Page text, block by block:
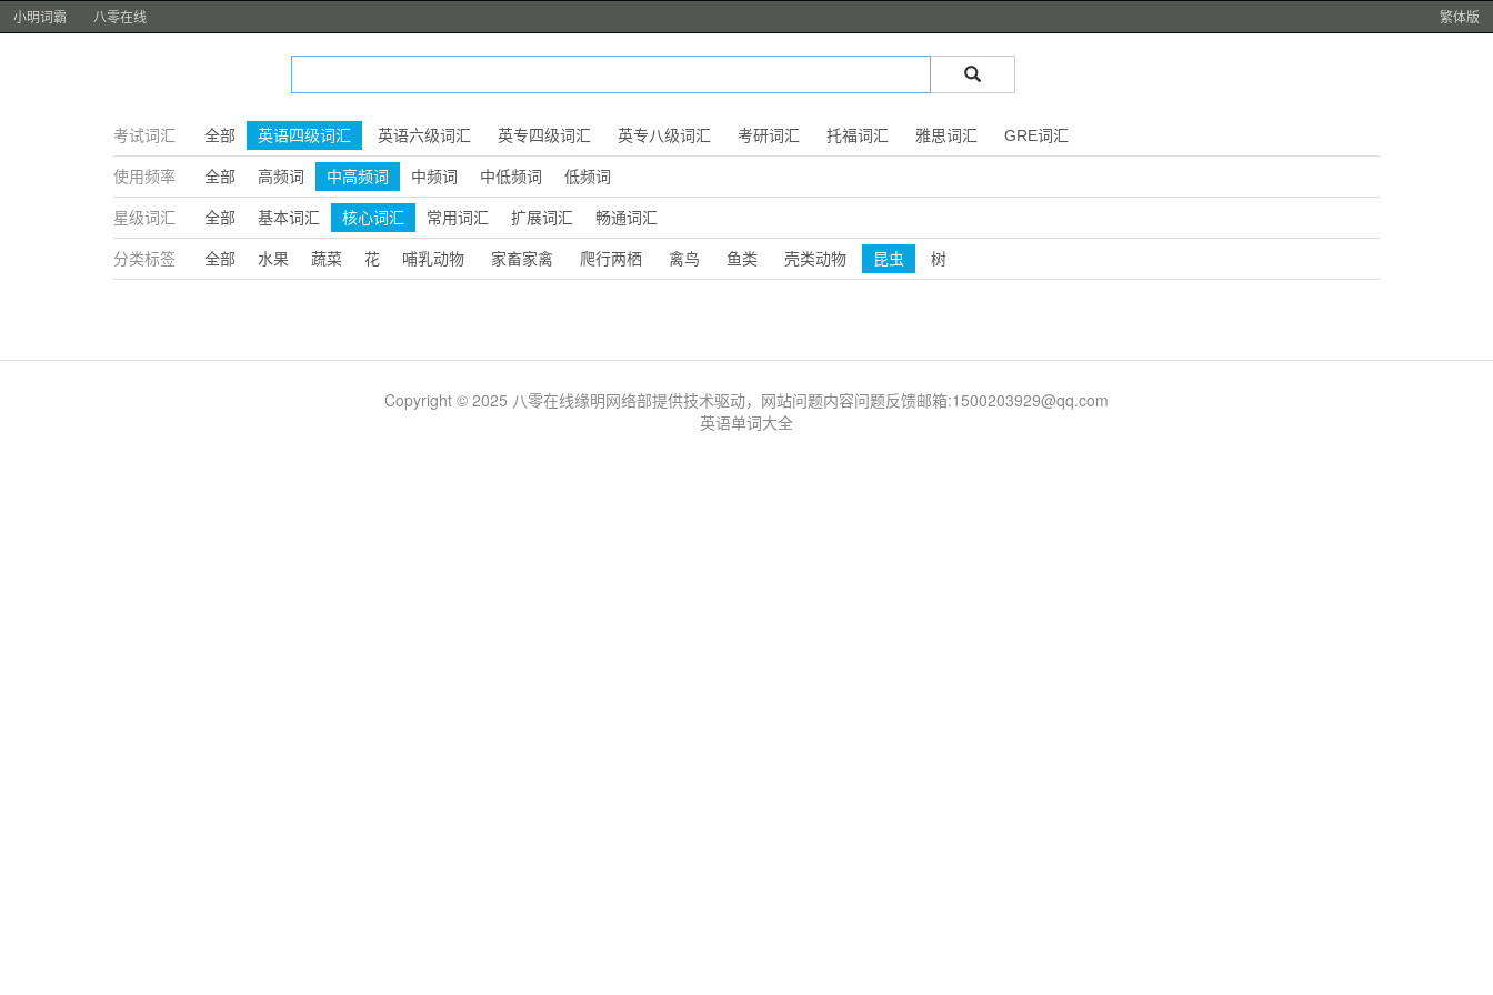
小明词霸 八零在线 繁体版
考试词汇 全部 英语四级词汇 英语六级词汇 英专四级词汇 英专八级词汇 考研词汇 托福词汇 雅思词汇 GRE词汇
使用频率 全部 高频词 中高频词 中频词 中低频词 低频词
星级词汇 全部 基本词汇 核心词汇 常用词汇 扩展词汇 畅通词汇
分类标签 全部 水果 蔬菜 花 哺乳动物 家畜家禽 爬行两栖 禽鸟 鱼类 壳类动物 昆虫 树
Copyright © 2025 八零在线缘明网络部提供技术驱动，网站问题内容问题反馈邮箱:1500203929@qq.com
英语单词大全